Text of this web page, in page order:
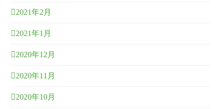
2021年2月
2021年1月
2020年12月
2020年11月
2020年10月